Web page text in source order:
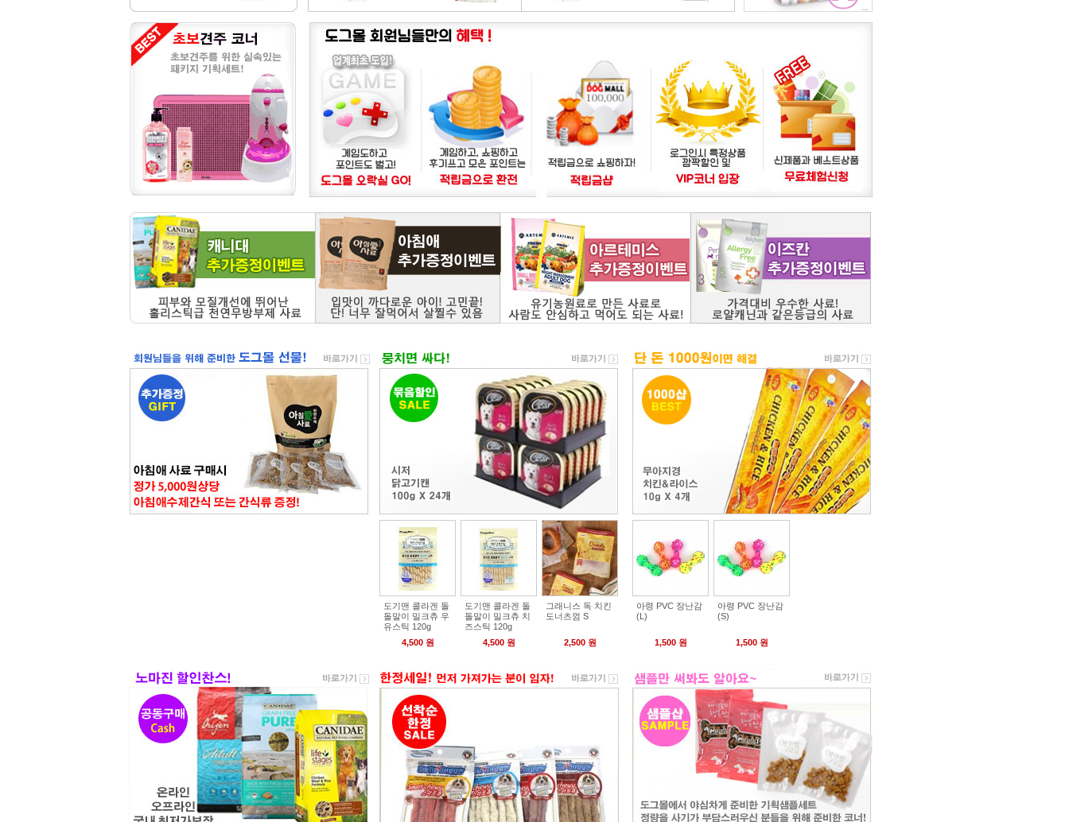
도기맨 콜라겐 돌
돌말이 밀크츄 우
유스틱 120g
4,500 원
도기맨 콜라겐 돌
돌말이 밀크츄 치
즈스틱 120g
4,500 원
그래니스 독 치킨
도너츠껌 S
2,500 원
아령 PVC 장난감
(L)
1,500 원
아령 PVC 장난감
(S)
1,500 원